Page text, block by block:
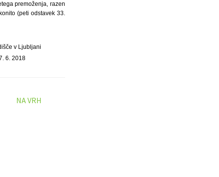
premoženja, razen
(peti odstavek 33.
v Ljubljani
6. 2018
NA VRH